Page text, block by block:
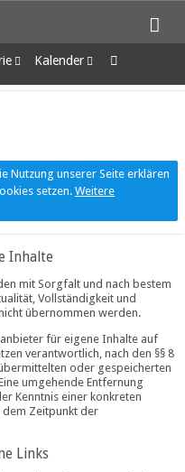
Kalender
Wochenansicht
Nutzung unserer Seite erklären
setzen. Weitere
Inhalte
mit Sorgfalt und nach bestem
Vollständigkeit und
übernommen werden.
für eigene Inhalte auf
verantwortlich, nach den §§ 8
oder gespeicherten
umgehende Entfernung
Kenntnis einer konkreten
dem Zeitpunkt der
Links